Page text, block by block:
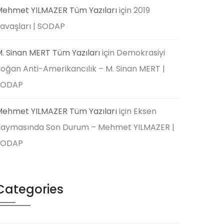
YILMAZER Tüm Yazılarıiçin 2019
| SODAP
Sinan MERT Tüm Yazılarıiçin Demokrasiyi
Anti-Amerikancılık – M. Sinan MERT |
YILMAZER Tüm Yazılarıiçin Eksen
Son Durum – Mehmet YILMAZER |